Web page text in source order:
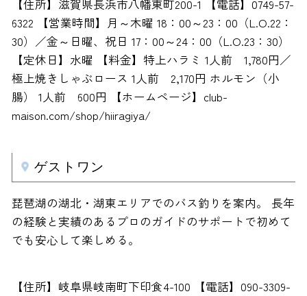
【住所】滋賀県長浜市八幡東町200-1 【電話】0749-57-
6322 【営業時間】月～木曜 18：00～23：00（L.O.22：
30）／金～日曜、祝日 17：00～24：00（L.O.23：30）
【定休日】水曜 【料金】特上ハラミ 1人前 1,780円／
極上焼きしゃぶロース 1人前 2,170円 ホルモン（小
腸） 1人前 600円 【ホームページ】club-
maison.com/shop/hiiragiya/
ゲストワン
琵琶湖の湖北・湖東エリアでのバス釣りを案内。 長年
の経験と実績のあるプロのガイドのサポートで初めて
でも安心して楽しめる。
【住所】岐阜県岐南町下印食4-100 【電話】090-3309-